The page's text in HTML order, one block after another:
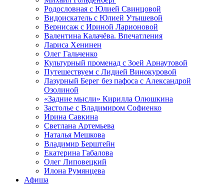
Родословная с Юлией Свинцовой
Видоискатель с Юлией Утышевой
Вернисаж с Ириной Ларионовой
Валентина Калачёва. Впечатления
Лариса Хенинен
Олег Гальченко
Культурный променад с Зоей Арнаутовой
Путешествуем с Лидией Винокуровой
Лазурный Берег без пафоса с Александрой
Озолиной
«Задние мысли» Кирилла Олюшкина
Застолье с Владимиром Софиенко
Ирина Савкина
Светлана Артемьева
Наталья Мешкова
Владимир Берштейн
Екатерина Габалова
Олег Липовецкий
Илона Румянцева
Афиша